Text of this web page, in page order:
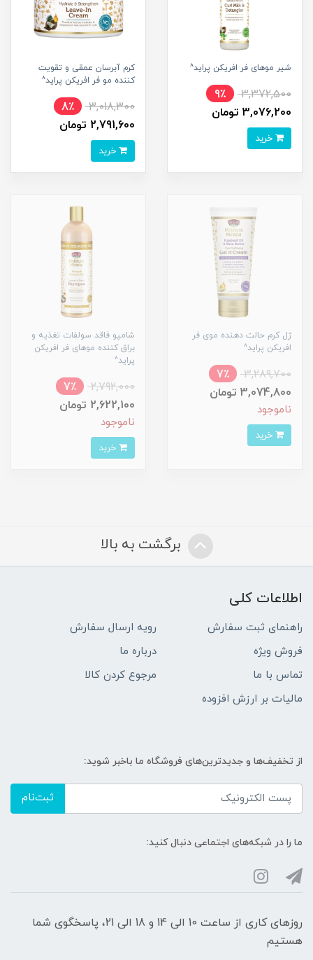
شیر موهای فر افریکن پراید^
3,372,500
9٪
3,076,200 تومان
کرم آبرسان عمقی و تقویت
کننده مو فر افریکن پراید^
3,018,300
8٪
2,791,600 تومان
ژل کرم حالت دهنده موی فر
افریکن پراید^
3,289,700
7٪
3,074,800 تومان
ناموجود
شامپو فاقد سولفات تغذیه و
براق کننده موهای فر افریکن
پراید^
2,792,000
7٪
2,622,100 تومان
ناموجود
برگشت به بالا
اطلاعات کلی
راهنمای ثبت سفارش
رویه ارسال سفارش
فروش ویژه
درباره ما
تماس با ما
مرجوع کردن کالا
مالیات بر ارزش افزوده
از تخفیف‌ها و جدیدترین‌های فروشگاه ما باخبر شوید:
ثبت‌نام
ما را در شبکه‌های اجتماعی دنبال کنید:
روزهای کاری از ساعت 10 الی 14 و 18 الی 21، پاسخگوی شما
هستیم